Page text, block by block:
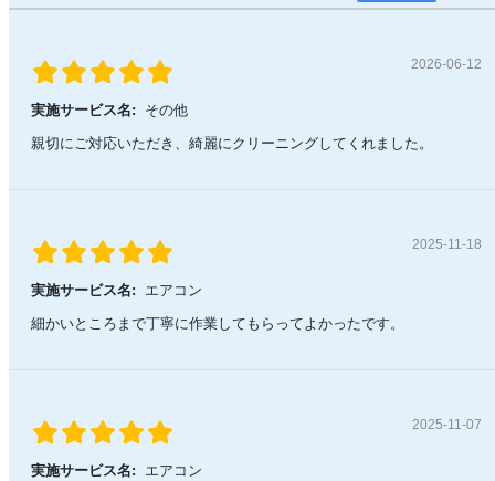
2026-06-12
実施サービス名:
その他
親切にご対応いただき、綺麗にクリーニングしてくれました。
2025-11-18
実施サービス名:
エアコン
細かいところまで丁寧に作業してもらってよかったです。
2025-11-07
実施サービス名:
エアコン